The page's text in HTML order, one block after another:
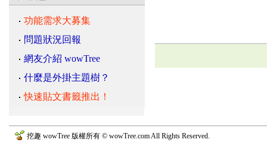
功能需求大募集
問題狀況回報
網友介紹 wowTree
什麼是外掛主題樹？
快速貼文書籤推出！
挖趣 wowTree 版權所有 © wowTree.com All Rights Reserved.